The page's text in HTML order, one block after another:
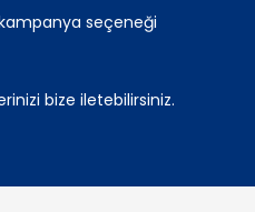
seçeneği
bize iletebilirsiniz.